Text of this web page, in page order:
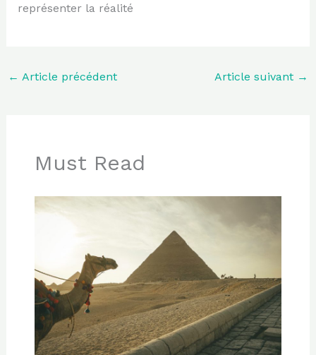
représenter la réalité
← Article précédent Article suivant →
Must Read